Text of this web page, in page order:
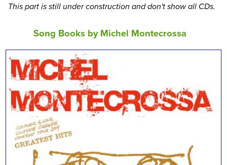
This part is still under construction and don't show all CDs.
Song Books by Michel Montecrossa